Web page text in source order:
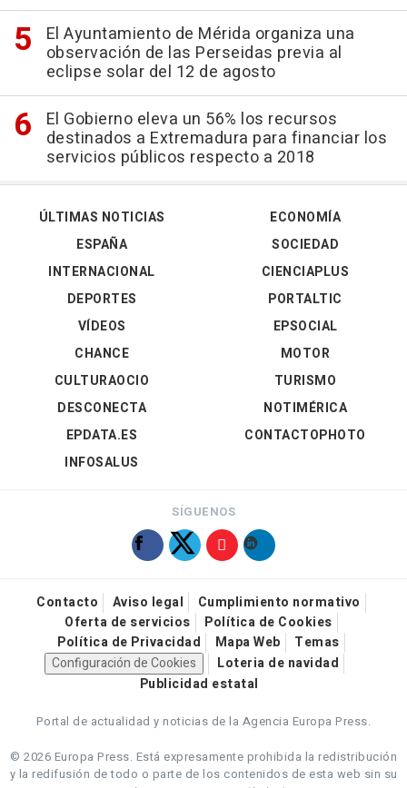
El Ayuntamiento de Mérida organiza una
observación de las Perseidas previa al
eclipse solar del 12 de agosto
El Gobierno eleva un 56% los recursos
destinados a Extremadura para financiar los
servicios públicos respecto a 2018
ÚLTIMAS NOTICIAS
ESPAÑA
INTERNACIONAL
DEPORTES
VÍDEOS
ECONOMÍA
SOCIEDAD
CIENCIAPLUS
PORTALTIC
EPSOCIAL
CHANCE
CULTURAOCIO
DESCONECTA
EPDATA.ES
INFOSALUS
MOTOR
TURISMO
NOTIMÉRICA
CONTACTOPHOTO
SÍGUENOS
Contacto Aviso legal
Cumplimiento normativo
Oferta de servicios
Política de Cookies
Política de Privacidad
Mapa Web
Temas
Configuración de Cookies
Loteria de navidad
Publicidad estatal
Portal de actualidad y noticias de la Agencia Europa Press.
© 2026 Europa Press. Está expresamente prohibida la redistribución
y la redifusión de todo o parte de los contenidos de esta web sin su